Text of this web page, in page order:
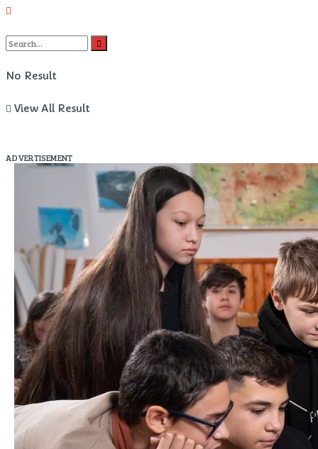
No Result
View All Result
ADVERTISEMENT